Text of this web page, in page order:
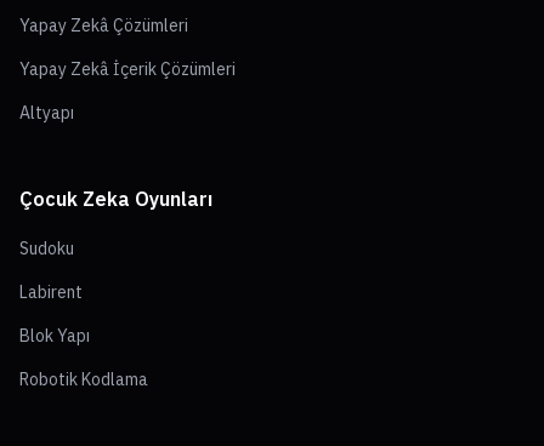
Yapay Zekâ Çözümleri
Yapay Zekâ İçerik Çözümleri
Altyapı
Çocuk Zeka Oyunları
Sudoku
Labirent
Blok Yapı
Robotik Kodlama